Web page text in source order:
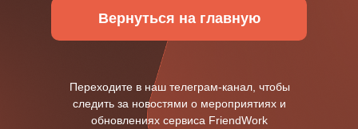
Вернуться на главную
Переходите в наш телеграм-канал, чтобы
следить за новостями о мероприятиях и
обновлениях сервиса FriendWork